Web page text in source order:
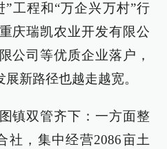
工程和“万企兴万村”行
庆瑞凯农业开发有限公
公司等优质企业落户，
新路径也越走越宽。
镇双管齐下：一方面整
社，集中经营2086亩土